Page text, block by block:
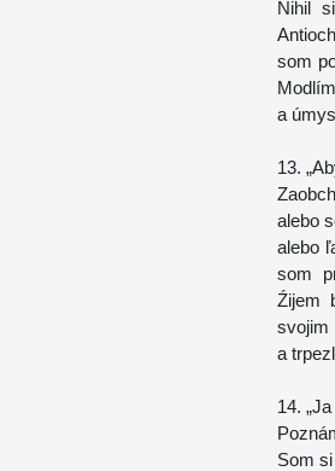
Nihil
som
a
13.
alebo
alebo
som
Źijem
a
14.
Som